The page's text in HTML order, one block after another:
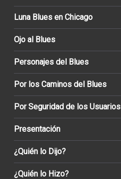
Luna Blues en Chicago
Ojo al Blues
Personajes del Blues
Por los Caminos del Blues
Por Seguridad de los Usuarios
Presentación
¿Quién lo Dijo?
¿Quién lo Hizo?